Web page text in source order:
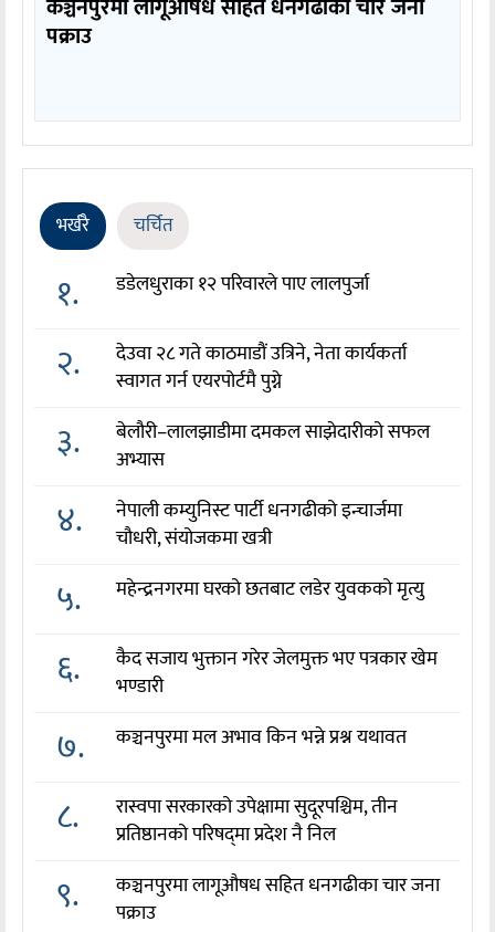
कञ्चनपुरमा लागूऔषध सहित धनगढीका चार जना
पक्राउ
भर्खरै चर्चित
१. डडेलधुराका १२ परिवारले पाए लालपुर्जा
२.
देउवा २८ गते काठमाडौं उत्रिने, नेता कार्यकर्ता
स्वागत गर्न एयरपोर्टमै पुग्ने
३.
बेलौरी–लालझाडीमा दमकल साझेदारीको सफल
अभ्यास
४.
नेपाली कम्युनिस्ट पार्टी धनगढीको इन्चार्जमा
चौधरी, संयोजकमा खत्री
५. महेन्द्रनगरमा घरको छतबाट लडेर युवकको मृत्यु
६.
कैद सजाय भुक्तान गरेर जेलमुक्त भए पत्रकार खेम
भण्डारी
७. कञ्चनपुरमा मल अभाव किन भन्ने प्रश्न यथावत
८.
रास्वपा सरकारको उपेक्षामा सुदूरपश्चिम, तीन
प्रतिष्ठानको परिषद्‌मा प्रदेश नै निल
९.
कञ्चनपुरमा लागूऔषध सहित धनगढीका चार जना
पक्राउ